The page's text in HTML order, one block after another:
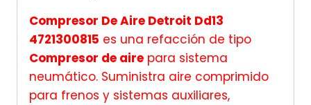
Compresor De Aire Detroit Dd13
4721300815 es una refacción de tipo
Compresor de aire para sistema
neumático. Suministra aire comprimido
para frenos y sistemas auxiliares,